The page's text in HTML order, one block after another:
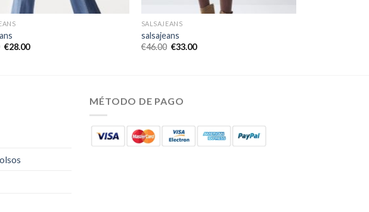
€28.00
SALSAJEANS
salsajeans
€46.00 €33.00
MÉTODO DE PAGO